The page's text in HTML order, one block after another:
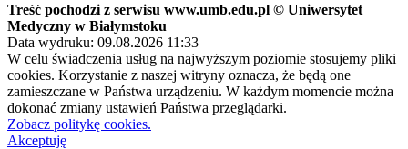
Treść pochodzi z serwisu www.umb.edu.pl © Uniwersytet
Medyczny w Białymstoku
Data wydruku: 09.08.2026 11:33
W celu świadczenia usług na najwyższym poziomie stosujemy pliki
cookies. Korzystanie z naszej witryny oznacza, że będą one
zamieszczane w Państwa urządzeniu. W każdym momencie można
dokonać zmiany ustawień Państwa przeglądarki.
Zobacz politykę cookies.
Akceptuję